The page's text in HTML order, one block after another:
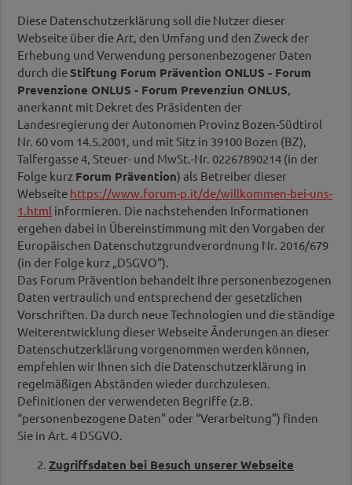
Diese Datenschutzerklärung soll die Nutzer dieser
Webseite über die Art, den Umfang und den Zweck der
Erhebung und Verwendung personenbezogener Daten
durch die Stiftung Forum Prävention ONLUS - Forum
Prevenzione ONLUS - Forum Prevenziun ONLUS,
anerkannt mit Dekret des Präsidenten der
Landesregierung der Autonomen Provinz Bozen-Südtirol
Nr. 60 vom 14.5.2001, und mit Sitz in 39100 Bozen (BZ),
Talfergasse 4, Steuer- und MwSt.-Nr. 02267890214 (in der
Folge kurz Forum Prävention) als Betreiber dieser
Webseite https://www.forum-p.it/de/willkommen-bei-uns-
1.html informieren. Die nachstehenden Informationen
ergehen dabei in Übereinstimmung mit den Vorgaben der
Europäischen Datenschutzgrundverordnung Nr. 2016/679
(in der Folge kurz „DSGVO“).
Das Forum Prävention behandelt Ihre personenbezogenen
Daten vertraulich und entsprechend der gesetzlichen
Vorschriften. Da durch neue Technologien und die ständige
Weiterentwicklung dieser Webseite Änderungen an dieser
Datenschutzerklärung vorgenommen werden können,
empfehlen wir Ihnen sich die Datenschutzerklärung in
regelmäßigen Abständen wieder durchzulesen.
Definitionen der verwendeten Begriffe (z.B.
“personenbezogene Daten” oder “Verarbeitung”) finden
Sie in Art. 4 DSGVO.
Zugriffsdaten bei Besuch unserer Webseite